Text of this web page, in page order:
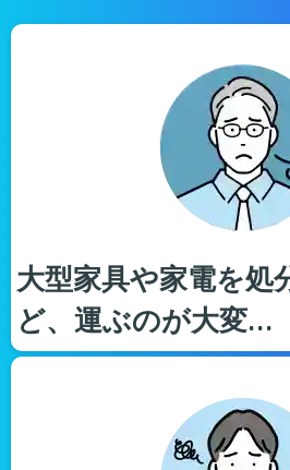
大型家具や家電を処
ど、運ぶのが大変…